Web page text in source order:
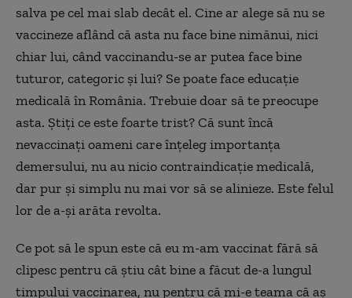
salva pe cel mai slab decât el. Cine ar alege să nu se
vaccineze aflând că asta nu face bine nimănui, nici
chiar lui, când vaccinandu-se ar putea face bine
tuturor, categoric și lui? Se poate face educație
medicală în România. Trebuie doar să te preocupe
asta. Știți ce este foarte trist? Că sunt încă
nevaccinați oameni care înțeleg importanța
demersului, nu au nicio contraindicație medicală,
dar pur și simplu nu mai vor să se alinieze. Este felul
lor de a-și arăta revolta.
Ce pot să le spun este că eu m-am vaccinat fără să
clipesc pentru că știu cât bine a făcut de-a lungul
timpului vaccinarea, nu pentru că mi-e teama că aș